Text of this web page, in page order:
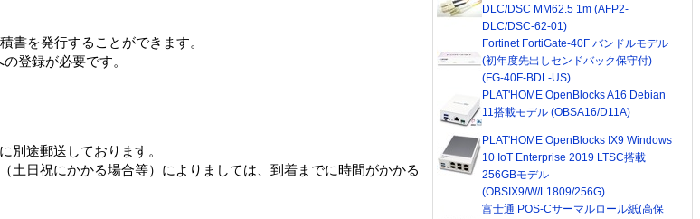
書を発行することができます。
登録が必要です。
別途郵送しております。
土日祝にかかる場合等）によりましては、到着までに時間がかかる
DLC/DSC MM62.5 1m (AFP2-
DLC/DSC-62-01)
Fortinet FortiGate-40F バンドルモデル
(初年度先出しセンドバック保守付)
(FG-40F-BDL-US)
PLAT'HOME OpenBlocks A16 Debian
11搭載モデル (OBSA16/D11A)
PLAT'HOME OpenBlocks IX9 Windows
10 IoT Enterprise 2019 LTSC搭載
256GBモデル
(OBSIX9/W/L1809/256G)
富士通 POS-Cサーマルロール紙(高保